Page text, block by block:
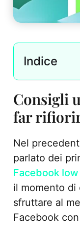
Indice
Consigli
far
Nel
parlato dei
Facebook
il momento
sfruttare al
Facebook